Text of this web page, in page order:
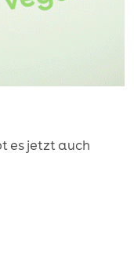
es jetzt auch